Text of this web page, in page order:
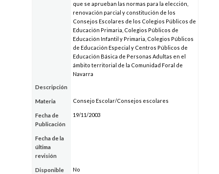
que se aprueban las normas para la elección,
renovación parcial y constitución de los
Consejos Escolares de los Colegios Públicos de
Educación Primaria, Colegios Públicos de
Educación Infantil y Primaria, Colegios Públicos
de Educación Especial y Centros Públicos de
Educación Básica de Personas Adultas en el
ámbito territorial de la Comunidad Foral de
Navarra
Descripción
Materia Consejo Escolar/Consejos escolares
Fecha de
Publicación
19/11/2003
Fecha de la
última
revisión
Disponible
No